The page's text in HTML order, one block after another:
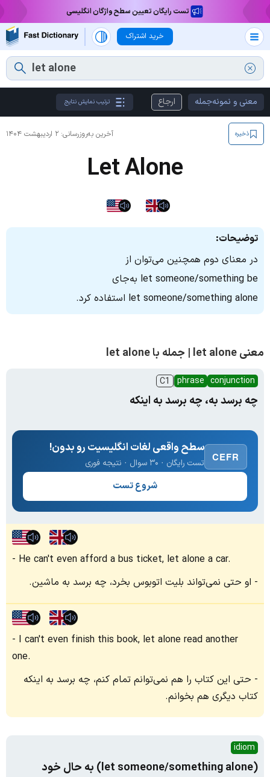
تست رایگان تعیین سطح واژگان انگلیسی
خرید اشتراک
معنی و نمونه‌جمله ارجاع ترتیب نمایش نتایج
آخرین به‌روزرسانی: ۲ اردیبهشت ۱۴۰۴ ذخیره
Let Alone
توضیحات:
در معنای دوم همچنین می‌توان از
let someone/something be به‌جای
let someone/something alone استفاده کرد.
معنی let alone | جمله با let alone
conjunction
phrase
C1
چه برسد به، چه برسد به اینکه
CEFR
سطح واقعی لغات انگلیسیت رو بدون!
تست رایگان · ۳۰ سوال · نتیجه فوری
شروع تست
He can't even afford a bus ticket, let alone a car.
او حتی نمی‌تواند بلیت اتوبوس بخرد، چه برسد به ماشین.
I can't even finish this book, let alone read another
one.
حتی این کتاب را هم نمی‌توانم تمام کنم، چه برسد به اینکه
کتاب دیگری هم بخوانم.
idiom
(let someone/something alone) به حال خود